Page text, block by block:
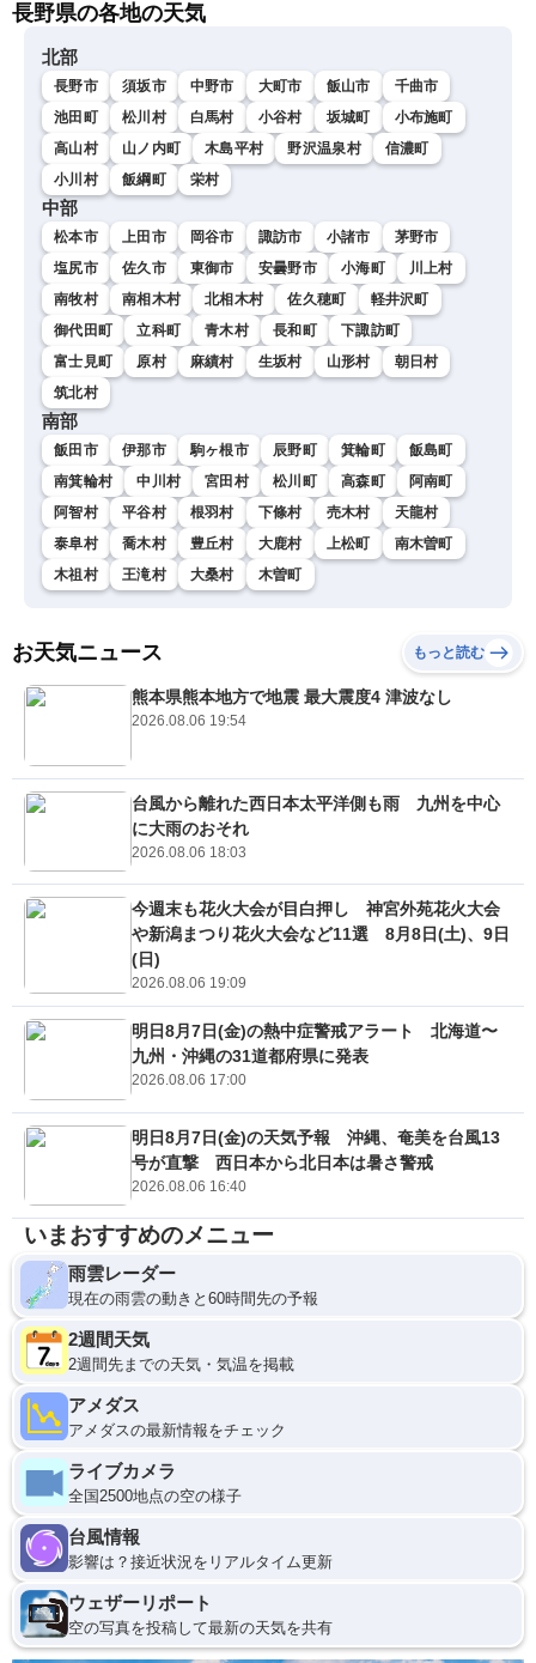
長野県の各地の天気
北部
長野市 須坂市 中野市 大町市 飯山市
千曲市
池田町
松川村 白馬村 小谷村 坂城町
小布施町
高山村
山ノ内町 木島平村 野沢温泉村
信濃町
小川村
飯綱町 栄村
中部
松本市 上田市 岡谷市 諏訪市 小諸市
茅野市
塩尻市
佐久市 東御市 安曇野市 小海町
川上村
南牧村
南相木村 北相木村 佐久穂町
軽井沢町
御代田町
立科町 青木村 長和町
下諏訪町
富士見町
原村 麻績村 生坂村 山形村
朝日村
筑北村
南部
飯田市 伊那市 駒ヶ根市 辰野町 箕輪町
飯島町
南箕輪村
中川村 宮田村 松川町 高森町
阿南町
阿智村
平谷村 根羽村 下條村 売木村
天龍村
泰阜村
喬木村 豊丘村 大鹿村 上松町
南木曽町
木祖村
王滝村 大桑村 木曽町
お天気ニュース もっと読む
熊本県熊本地方で地震 最大震度4 津波なし
2026.08.06 19:54
台風から離れた西日本太平洋側も雨 九州を中心
に大雨のおそれ
2026.08.06 18:03
今週末も花火大会が目白押し 神宮外苑花火大会
や新潟まつり花火大会など11選 8月8日(土)、9日
(日)
2026.08.06 19:09
明日8月7日(金)の熱中症警戒アラート 北海道〜
九州・沖縄の31道都府県に発表
2026.08.06 17:00
明日8月7日(金)の天気予報 沖縄、奄美を台風13
号が直撃 西日本から北日本は暑さ警戒
2026.08.06 16:40
いまおすすめのメニュー
雨雲レーダー
現在の雨雲の動きと60時間先の予報
2週間天気
2週間先までの天気・気温を掲載
アメダス
アメダスの最新情報をチェック
ライブカメラ
全国2500地点の空の様子
台風情報
影響は？接近状況をリアルタイム更新
ウェザーリポート
空の写真を投稿して最新の天気を共有